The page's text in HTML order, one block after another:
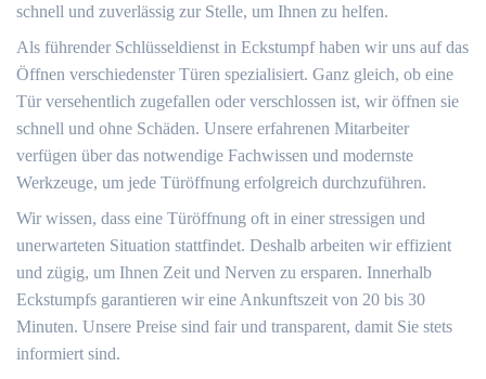
schnell und zuverlässig zur Stelle, um Ihnen zu helfen.
Als führender Schlüsseldienst in Eckstumpf haben wir uns auf das
Öffnen verschiedenster Türen spezialisiert. Ganz gleich, ob eine
Tür versehentlich zugefallen oder verschlossen ist, wir öffnen sie
schnell und ohne Schäden. Unsere erfahrenen Mitarbeiter
verfügen über das notwendige Fachwissen und modernste
Werkzeuge, um jede Türöffnung erfolgreich durchzuführen.
Wir wissen, dass eine Türöffnung oft in einer stressigen und
unerwarteten Situation stattfindet. Deshalb arbeiten wir effizient
und zügig, um Ihnen Zeit und Nerven zu ersparen. Innerhalb
Eckstumpfs garantieren wir eine Ankunftszeit von 20 bis 30
Minuten. Unsere Preise sind fair und transparent, damit Sie stets
informiert sind.